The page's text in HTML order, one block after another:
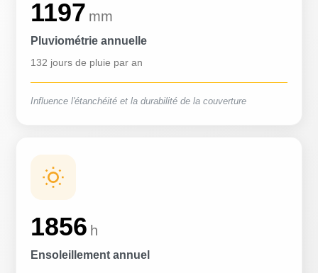
1197 mm
Pluviométrie annuelle
132 jours de pluie par an
Influence l'étanchéité et la durabilité de la couverture
1856 h
Ensoleillement annuel